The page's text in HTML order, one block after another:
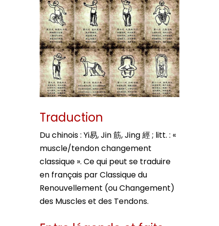
Traduction
Du chinois : Yi易, Jin 筋, Jing 經 ; litt. : «
muscle/tendon changement
classique ». Ce qui peut se traduire
en français par Classique du
Renouvellement (ou Changement)
des Muscles et des Tendons.